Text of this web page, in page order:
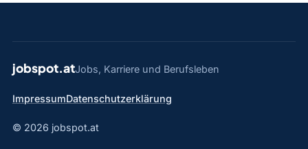
jobspot.atJobs, Karriere und Berufsleben
ImpressumDatenschutzerklärung
© 2026 jobspot.at